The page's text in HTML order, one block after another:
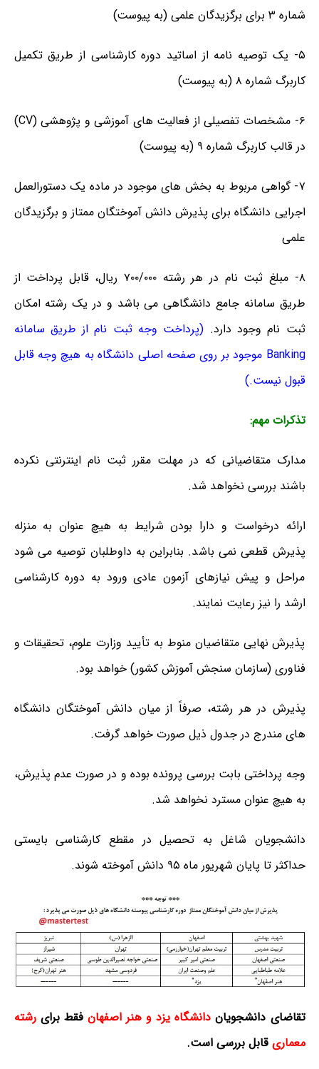
شماره ۳ برای برگزیدگان علمی (به پیوست)
۵- یک توصیه نامه از اساتید دوره کارشناسی از طریق تکمیل
کاربرگ شماره ۸ (به پیوست)
۶- مشخصات تفصیلی از فعالیت های آموزشی و پژوهشی (CV)
در قالب کاربرگ شماره ۹ (به پیوست)
۷- گواهی مربوط به بخش های موجود در ماده یک دستورالعمل
اجرایی دانشگاه برای پذیرش دانش آموختگان ممتاز و برگزیدگان
علمی
۸- مبلغ ثبت نام در هر رشته ۷۰۰/۰۰۰ ریال، قابل پرداخت از
طریق سامانه جامع دانشگاهی می باشد و در یک رشته امکان
ثبت نام وجود دارد. (پرداخت وجه ثبت نام از طریق سامانه
Banking موجود بر روی صفحه اصلی دانشگاه به هیچ وجه قابل
قبول نیست.)
تذکرات مهم:
مدارک متقاضیانی که در مهلت مقرر ثبت نام اینترنتی نکرده
باشند بررسی نخواهد شد.
ارائه درخواست و دارا بودن شرایط به هیچ عنوان به منزله
پذیرش قطعی نمی باشد. بنابراین به داوطلبان توصیه می شود
مراحل و پیش نیازهای آزمون عادی ورود به دوره کارشناسی
ارشد را نیز رعایت نمایند.
پذیرش نهایی متقاضیان منوط به تأیید وزارت علوم، تحقیقات و
فناوری (سازمان سنجش آموزش کشور) خواهد بود.
پذیرش در هر رشته، صرفاً از میان دانش آموختگان دانشگاه
های مندرج در جدول ذیل صورت خواهد گرفت.
وجه پرداختی بابت بررسی پرونده بوده و در صورت عدم پذیرش،
به هیچ عنوان مسترد نخواهد شد.
دانشجویان شاغل به تحصیل در مقطع کارشناسی بایستی
حداکثر تا پایان شهریور ماه ۹۵ دانش آموخته شوند.
تقاضای دانشجویان دانشگاه یزد و هنر اصفهان فقط برایرشته
معماری قابل بررسی است.